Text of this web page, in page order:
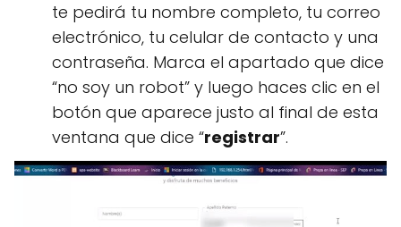
te pedirá tu nombre completo, tu correo
electrónico, tu celular de contacto y una
contraseña. Marca el apartado que dice
“no soy un robot” y luego haces clic en el
botón que aparece justo al final de esta
ventana que dice “registrar”.